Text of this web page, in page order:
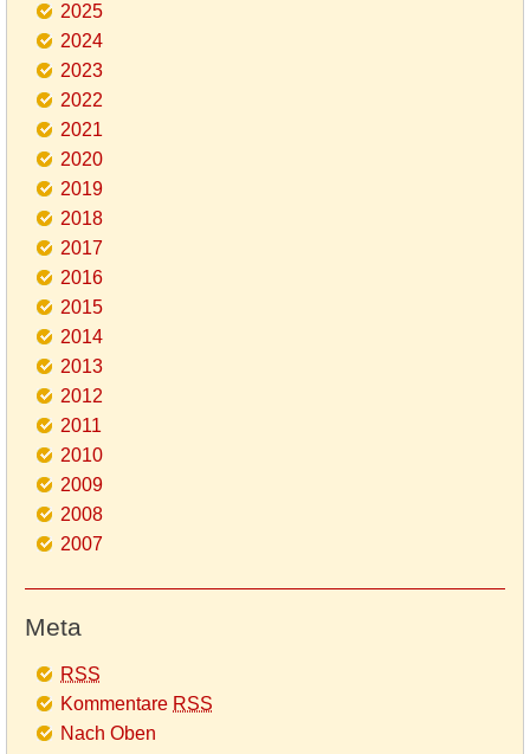
2025
2024
2023
2022
2021
2020
2019
2018
2017
2016
2015
2014
2013
2012
2011
2010
2009
2008
2007
Meta
RSS
Kommentare RSS
Nach Oben